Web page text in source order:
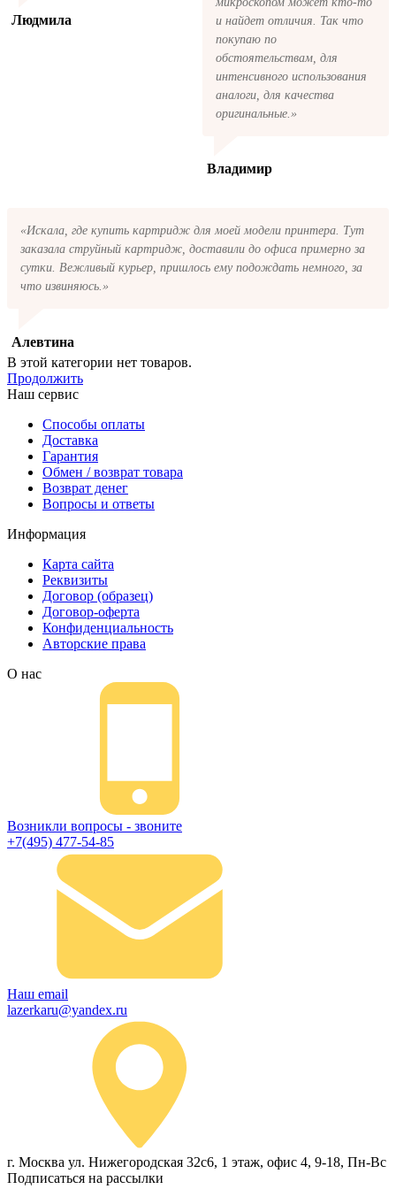
Людмила
и найдет отличия. Так что
покупаю по
обстоятельствам, для
интенсивного использования
аналоги, для качества
оригинальные.»
Владимир
«Искала, где купить картридж для моей модели принтера. Тут
заказала струйный картридж, доставили до офиса примерно за
сутки. Вежливый курьер, пришлось ему подождать немного, за
что извиняюсь.»
Алевтина
В этой категории нет товаров.
Продолжить
Наш сервис
Способы оплаты
Доставка
Гарантия
Обмен / возврат товара
Возврат денег
Вопросы и ответы
Информация
Карта сайта
Реквизиты
Договор (образец)
Договор-оферта
Конфиденциальность
Авторские права
О нас
Возникли вопросы - звоните
+7(495) 477-54-85
Наш email
lazerkaru@yandex.ru
г. Москва ул. Нижегородская 32с6, 1 этаж, офис 4, 9-18, Пн-Вс
Подписаться на рассылки